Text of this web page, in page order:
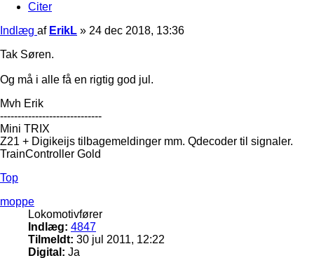
Citer
Indlæg af ErikL » 24 dec 2018, 13:36
Tak Søren.
Og må i alle få en rigtig god jul.
Mvh Erik
-----------------------------
Mini TRIX
Z21 + Digikeijs tilbagemeldinger mm. Qdecoder til signaler.
TrainController Gold
Top
moppe
Lokomotivfører
Indlæg: 4847
Tilmeldt: 30 jul 2011, 12:22
Digital: Ja